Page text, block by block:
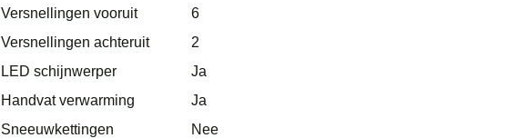
Versnellingen vooruit
6
Versnellingen achteruit
2
LED schijnwerper
Ja
Handvat verwarming
Ja
Sneeuwkettingen
Nee